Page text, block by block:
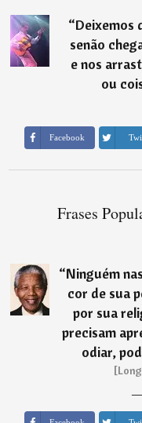
“Deixemos
senão
e nos
ou
Facebook
Frases
“Ninguém
cor de sua
por sua
precisam
odiar,